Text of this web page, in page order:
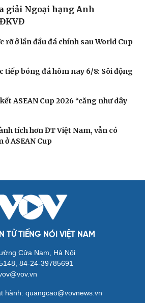
Nam vs ĐT Campuchia: Mang
ASEAN Cup 2026 hôm nay 7/8:
trụ cột, cầu thủ Campuchia tươi rói
tố bí ẩn xuất hiện ở trận Việt Nam
quân
TẾ
giải Ngoại hạng Anh
ở lần đầu đá chính sau World Cup
tiếp bóng đá hôm nay 6/8: Sôi động